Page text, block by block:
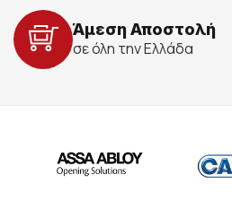
Άμεση Αποστολή
σε όλη την Ελλάδα